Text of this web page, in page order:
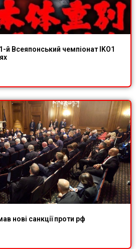
й Всеяпонський чемпіонат IKO1
нові санкції проти рф